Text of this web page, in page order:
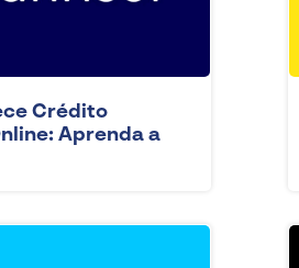
Crédito
Aprenda a